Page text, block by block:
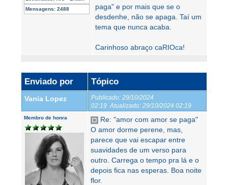
Mensagens: 2488
paga" e por mais que se o
desdenhe, não se apaga. Taí um
tema que nunca acaba.
Carinhoso abraço caRIOca!
Enviado por Tópico
Vania Lopez Publicado: 29/10/2024
02:19 Atualizado: 29/10/2024 02:19
Membro de honra
Re: "amor com amor se paga"
O amor dorme perene, mas,
parece que vai escapar entre
suavidades de um verso para
outro. Carrega o tempo pra lá e o
depois fica nas esperas. Boa noite
flor.